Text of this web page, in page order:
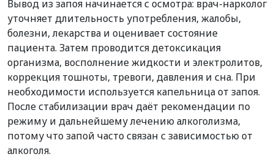
Вывод из запоя начинается с осмотра: врач-нарколог
уточняет длительность употребления, жалобы,
болезни, лекарства и оценивает состояние
пациента. Затем проводится детоксикация
организма, восполнение жидкости и электролитов,
коррекция тошноты, тревоги, давления и сна. При
необходимости используется капельница от запоя.
После стабилизации врач даёт рекомендации по
режиму и дальнейшему лечению алкоголизма,
потому что запой часто связан с зависимостью от
алкоголя.